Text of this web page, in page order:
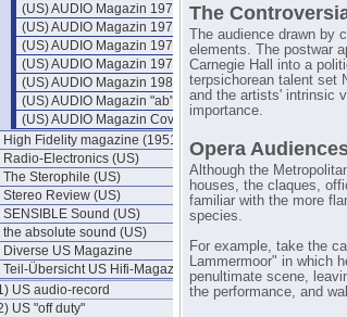
(US) AUDIO Magazin 1976
(US) AUDIO Magazin 1977
(US) AUDIO Magazin 1978
(US) AUDIO Magazin 1979
(US) AUDIO Magazin 1980
(US) AUDIO Magazin "ab" 1981
(US) AUDIO Magazin Cover
High Fidelity magazine (1951)
Radio-Electronics (US)
The Sterophile (US)
Stereo Review (US)
SENSIBLE Sound (US)
the absolute sound (US)
Diverse US Magazine
Teil-Übersicht US Hifi-Magazine
US audio-record
US "off duty"
The
The audience drawn
elements. The postwar
Carnegie Hall into a
terpsichorean talent set
and the artists' intrinsic
importance.
Opera
Although the
houses, the claques,
familiar with the more
species.
For example, take the
Lammermoor" in which
penultimate scene,
the performance, and